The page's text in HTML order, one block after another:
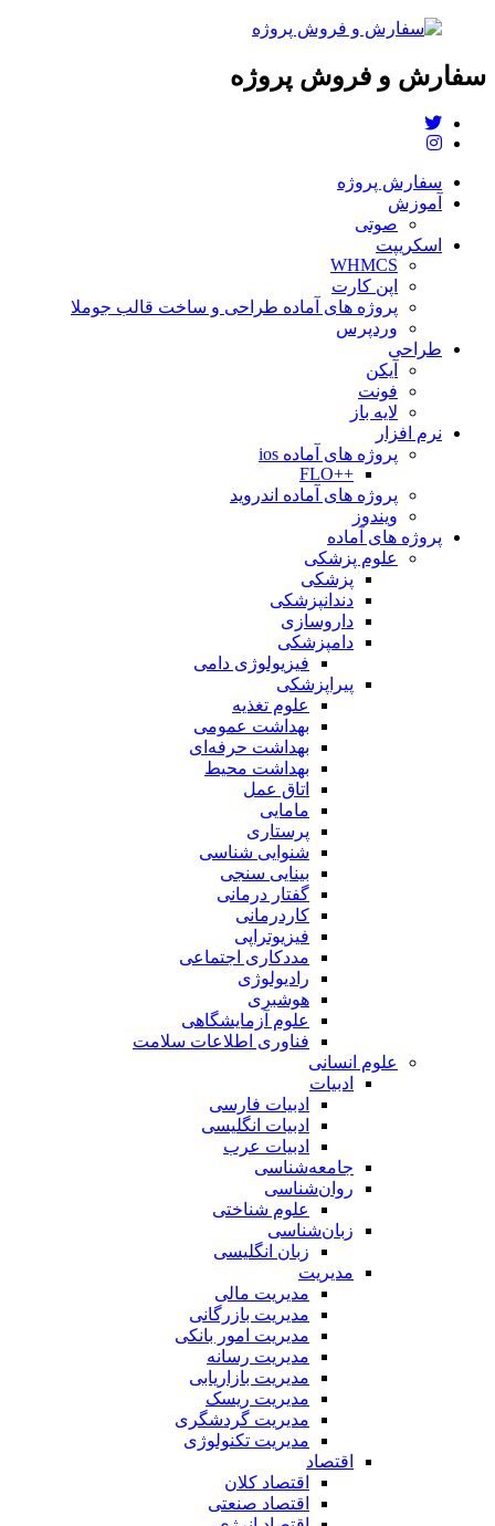
سفارش و فروش پروژه
سفارش پروژه
آموزش
صوتی
اسکریپت
WHMCS
اپن کارت
پروژه های آماده طراحی و ساخت قالب جوملا
وردپرس
طراحی
آیکن
فونت
لایه باز
نرم افزار
پروژه های آماده ios
++FLO
پروژه های آماده اندروید
ویندوز
پروژه های آماده
علوم پزشکی
پزشکی
دندانپزشکی
داروسازی
دامپزشکی
فیزیولوژی دامی
پیراپزشکی
علوم تغذیه
بهداشت عمومی
بهداشت حرفه‌ای
بهداشت محیط
اتاق عمل
مامایی
پرستاری
شنوایی شناسی
بینایی سنجی
گفتار درمانی
کاردرمانی
فیزیوتراپی
مددکاری اجتماعی
رادیولوژی
هوشبری
علوم آزمایشگاهی
فناوری اطلاعات سلامت
علوم انسانی
ادبیات
ادبیات فارسی
ادبیات انگلیسی
ادبیات عرب
جامعه‌شناسی
روان‌شناسی
علوم شناختی
زبان‌شناسی
زبان انگلیسی
مدیریت
مدیریت مالی
مدیریت بازرگانی
مدیریت امور بانکی
مدیریت رسانه
مدیریت بازاریابی
مدیریت ریسک
مدیریت گردشگری
مدیریت تکنولوژی
اقتصاد
اقتصاد کلان
اقتصاد صنعتی